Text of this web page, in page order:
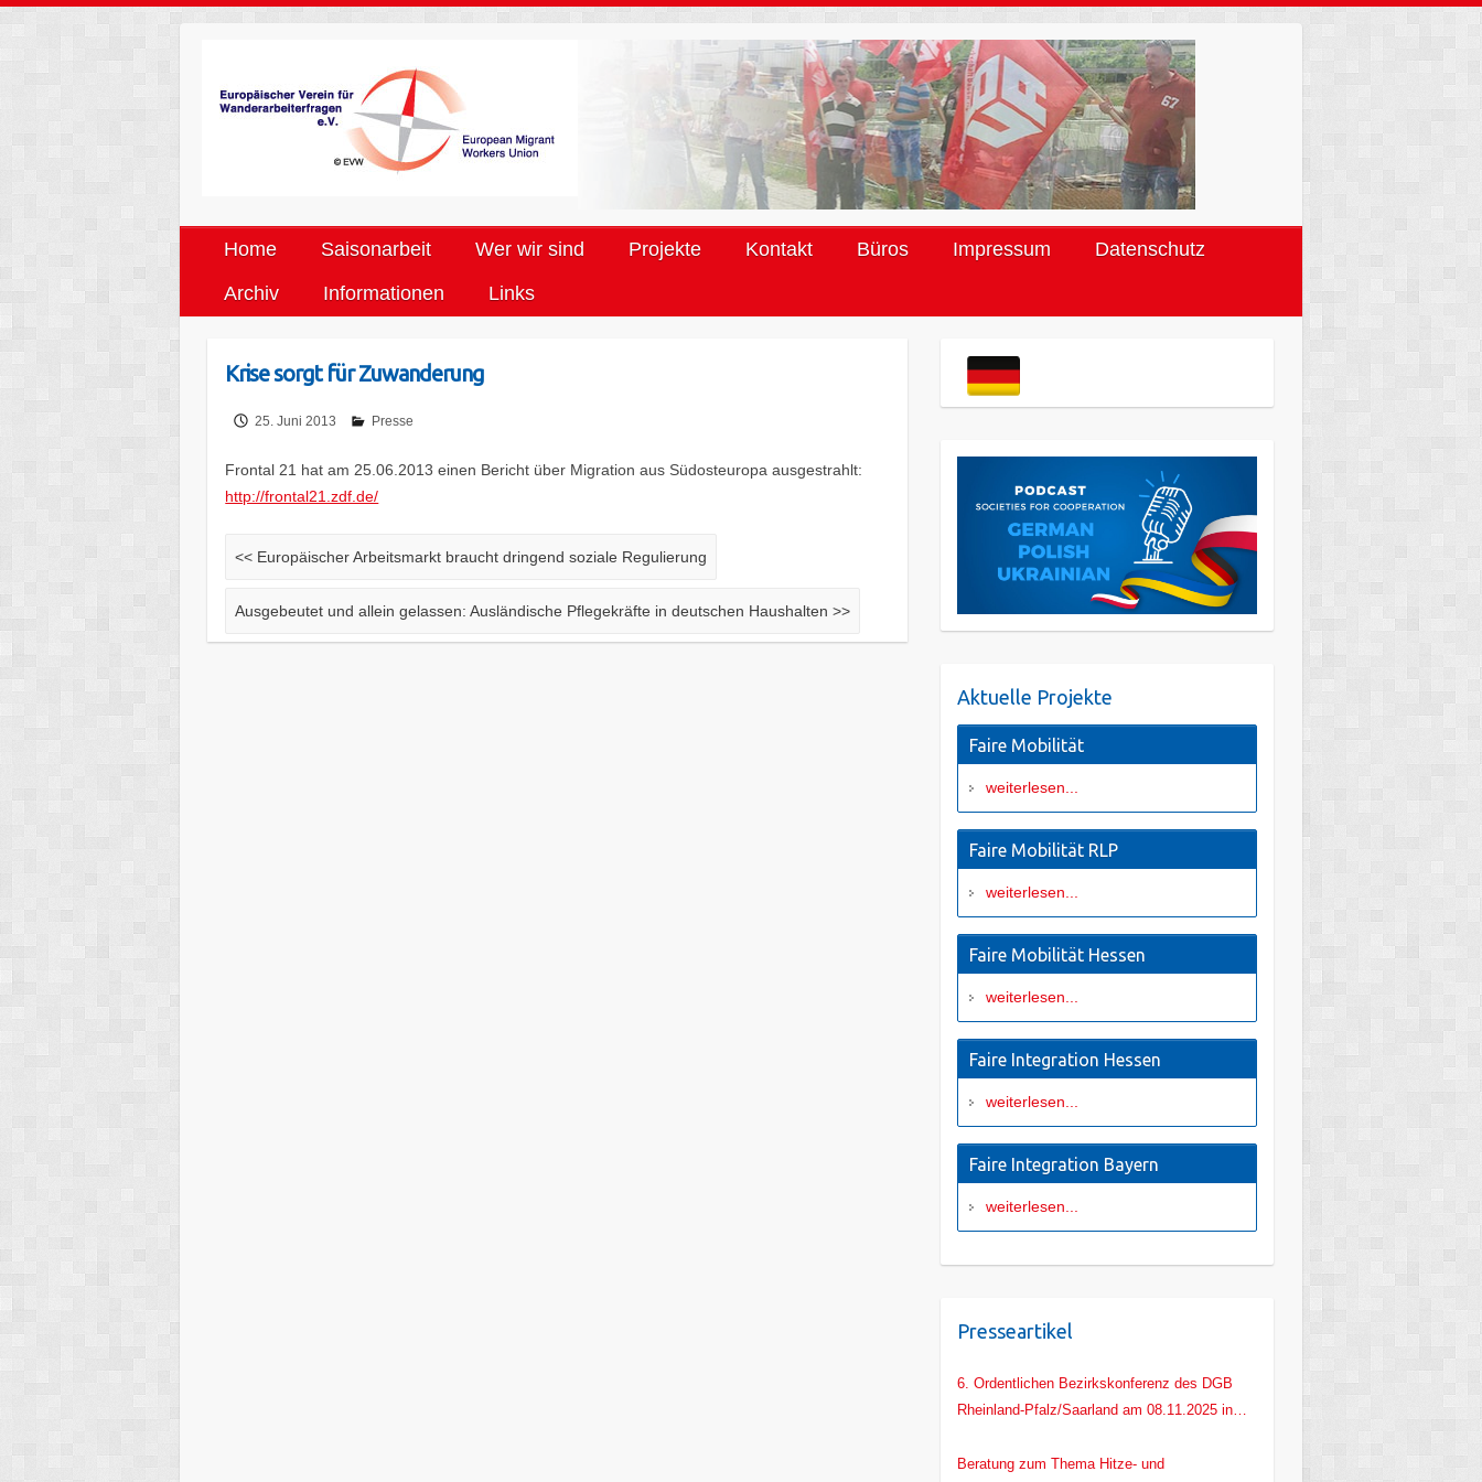
Home Saisonarbeit Wer wir sind Projekte Kontakt Büros Impressum
Datenschutz
Archiv
Informationen Links
Krise sorgt für Zuwanderung
25. Juni 2013 Presse
Frontal 21 hat am 25.06.2013 einen Bericht über Migration aus Südosteuropa ausgestrahlt:
http://frontal21.zdf.de/
<< Europäischer Arbeitsmarkt braucht dringend soziale Regulierung
Ausgebeutet und allein gelassen: Ausländische Pflegekräfte in deutschen Haushalten>>
Aktuelle Projekte
Faire Mobilität
weiterlesen...
Faire Mobilität RLP
weiterlesen...
Faire Mobilität Hessen
weiterlesen...
Faire Integration Hessen
weiterlesen...
Faire Integration Bayern
weiterlesen...
Presseartikel
6. Ordentlichen Bezirkskonferenz des DGB
Rheinland-Pfalz/Saarland am 08.11.2025 in
Beratung zum Thema Hitze- und